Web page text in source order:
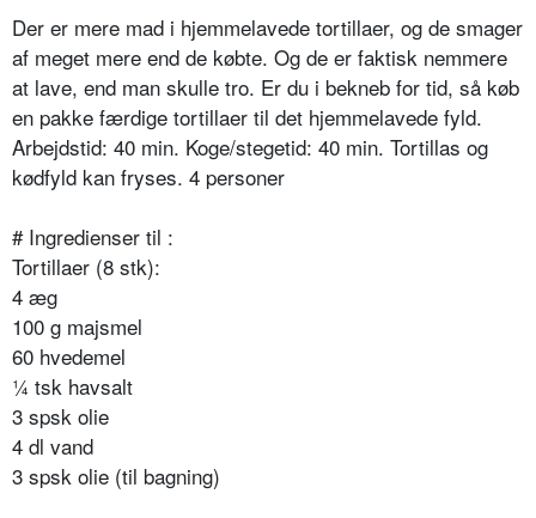
Der er mere mad i hjemmelavede tortillaer, og de smager
af meget mere end de købte. Og de er faktisk nemmere
at lave, end man skulle tro. Er du i bekneb for tid, så køb
en pakke færdige tortillaer til det hjemmelavede fyld.
Arbejdstid: 40 min. Koge/stegetid: 40 min. Tortillas og
kødfyld kan fryses. 4 personer
# Ingredienser til :
Tortillaer (8 stk):
4 æg
100 g majsmel
60 hvedemel
¼ tsk havsalt
3 spsk olie
4 dl vand
3 spsk olie (til bagning)